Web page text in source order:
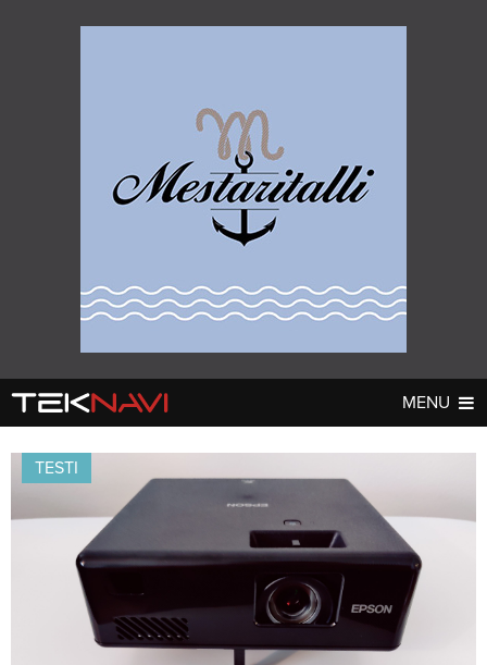
MENU
AUTOT▼
UUTISET
JULKISTUKSET
KOMMENTTI
DIGI▼
UUTISET
JULKISTUKSET
HUHUT
TESTIT
KOMMENTTI
VIDEOT
KILPAILUT
VIDEOT
TESTI